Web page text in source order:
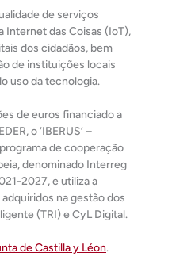
de serviços
Internet das Coisas (IoT),
dos cidadãos, bem
de instituições locais
uso da tecnologia.
de euros financiado a
o ‘IBERUS’ –
de cooperação
denominado Interreg
2027, e utiliza a
na gestão dos
(TRI) e CyL Digital.
de Castilla y Léon.